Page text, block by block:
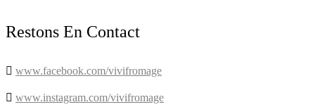
Restons En Contact
 www.facebook.com/vivifromage
 www.instagram.com/vivifromage